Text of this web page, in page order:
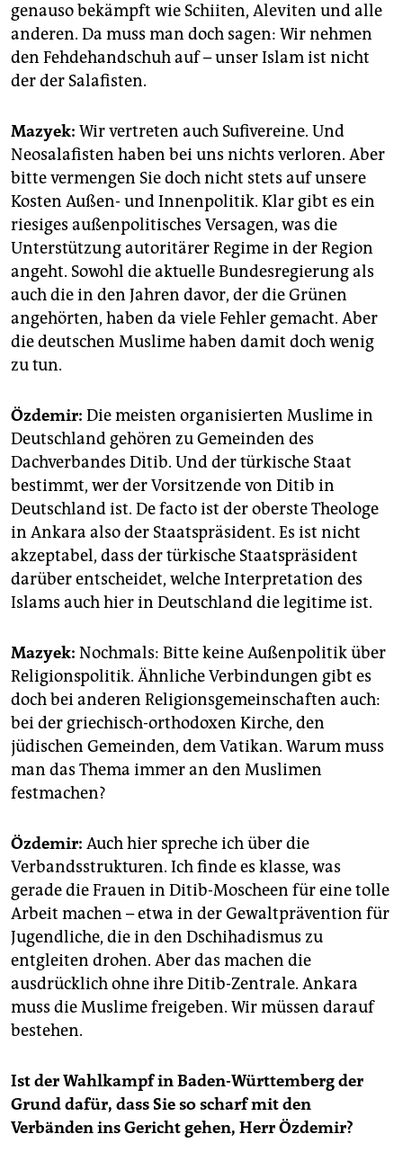
genauso bekämpft wie Schiiten, Aleviten und alle
anderen. Da muss man doch sagen: Wir nehmen
den Fehdehandschuh auf – unser Islam ist nicht
der der Salafisten.
Mazyek: Wir vertreten auch Sufivereine. Und
Neosalafisten haben bei uns nichts verloren. Aber
bitte vermengen Sie doch nicht stets auf unsere
Kosten Außen- und Innenpolitik. Klar gibt es ein
riesiges außenpolitisches Versagen, was die
Unterstützung autoritärer Regime in der Region
angeht. Sowohl die aktuelle Bundesregierung als
auch die in den Jahren davor, der die Grünen
angehörten, haben da viele Fehler gemacht. Aber
die deutschen Muslime haben damit doch wenig
zu tun.
Özdemir: Die meisten organisierten Muslime in
Deutschland gehören zu Gemeinden des
Dachverbandes Ditib. Und der türkische Staat
bestimmt, wer der Vorsitzende von Ditib in
Deutschland ist. De facto ist der oberste Theologe
in Ankara also der Staatspräsident. Es ist nicht
akzeptabel, dass der türkische Staatspräsident
darüber entscheidet, welche Interpretation des
Islams auch hier in Deutschland die legitime ist.
Mazyek: Nochmals: Bitte keine Außenpolitik über
Religionspolitik. Ähnliche Verbindungen gibt es
doch bei anderen Religionsgemeinschaften auch:
bei der griechisch-orthodoxen Kirche, den
jüdischen Gemeinden, dem Vatikan. Warum muss
man das Thema immer an den Muslimen
festmachen?
Özdemir: Auch hier spreche ich über die
Verbandsstrukturen. Ich finde es klasse, was
gerade die Frauen in Ditib-Moscheen für eine tolle
Arbeit machen – etwa in der Gewaltprävention für
Jugendliche, die in den Dschihadismus zu
entgleiten drohen. Aber das machen die
ausdrücklich ohne ihre Ditib-Zentrale. Ankara
muss die Muslime freigeben. Wir müssen darauf
bestehen.
Ist der Wahlkampf in Baden-Württemberg der
Grund dafür, dass Sie so scharf mit den
Verbänden ins Gericht gehen, Herr Özdemir?